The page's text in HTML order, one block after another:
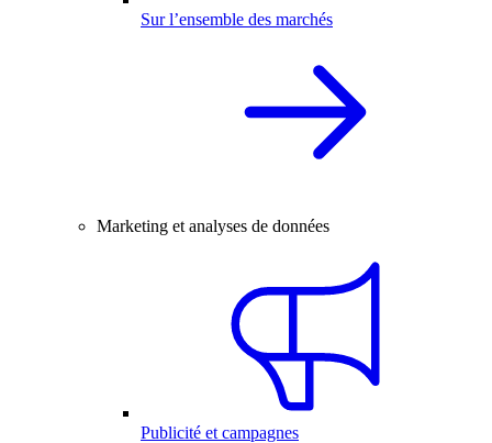
Sur l’ensemble des marchés
Marketing et analyses de données
Publicité et campagnes